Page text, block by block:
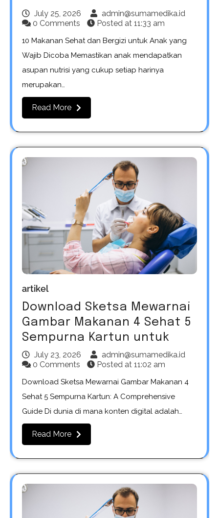
July 25, 2026
admin@sumamedika.id
0 Comments
Posted at 11:33 am
10 Makanan Sehat dan Bergizi untuk Anak yang
Wajib Dicoba Memastikan anak mendapatkan
asupan nutrisi yang cukup setiap harinya
merupakan…
Read More
artikel
Download Sketsa Mewarnai
Gambar Makanan 4 Sehat 5
Sempurna Kartun untuk
July 23, 2026
admin@sumamedika.id
0 Comments
Posted at 11:02 am
Download Sketsa Mewarnai Gambar Makanan 4
Sehat 5 Sempurna Kartun: A Comprehensive
Guide Di dunia di mana konten digital adalah…
Read More